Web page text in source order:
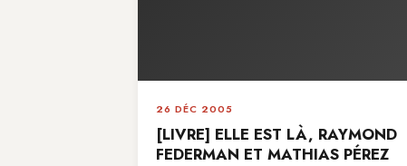
26 DÉC 2005
[LIVRE] ELLE EST LÀ, RAYMOND
FEDERMAN ET MATHIAS PÉREZ